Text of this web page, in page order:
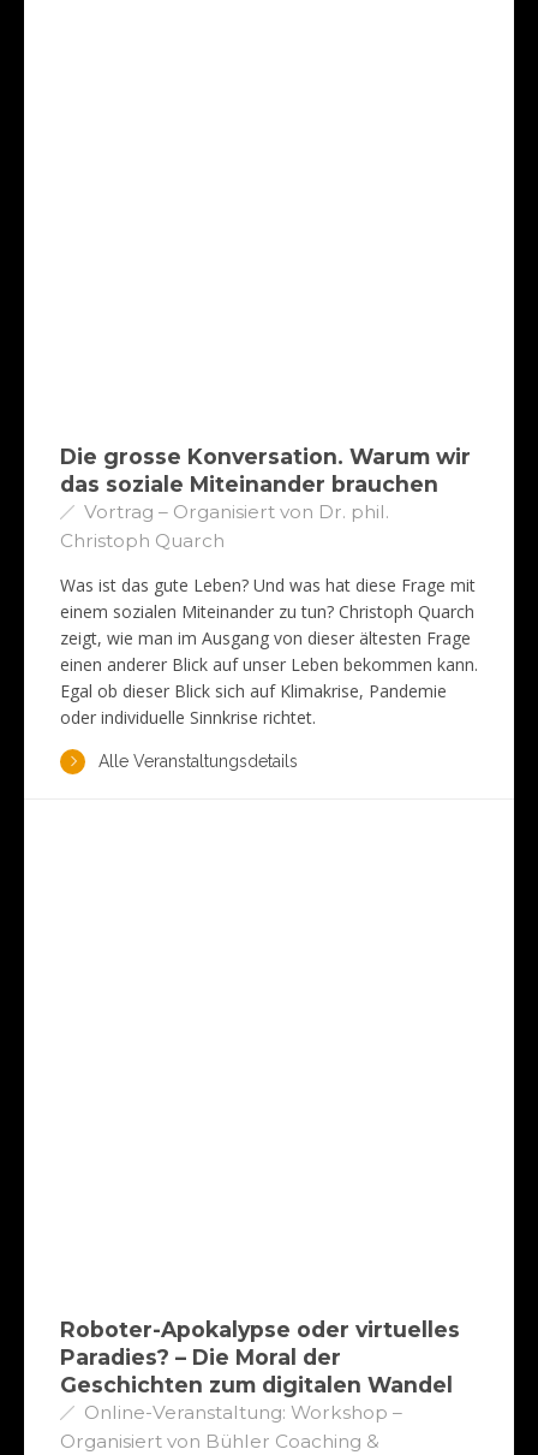
Die grosse Konversation. Warum wir
das soziale Miteinander brauchen
Vortrag – Organisiert von Dr. phil.
Christoph Quarch
Was ist das gute Leben? Und was hat diese Frage mit
einem sozialen Miteinander zu tun? Christoph Quarch
zeigt, wie man im Ausgang von dieser ältesten Frage
einen anderer Blick auf unser Leben bekommen kann.
Egal ob dieser Blick sich auf Klimakrise, Pandemie
oder individuelle Sinnkrise richtet.
Alle Veranstaltungsdetails
Roboter-Apokalypse oder virtuelles
Paradies? – Die Moral der
Geschichten zum digitalen Wandel
Online-Veranstaltung: Workshop –
Organisiert von Bühler Coaching &